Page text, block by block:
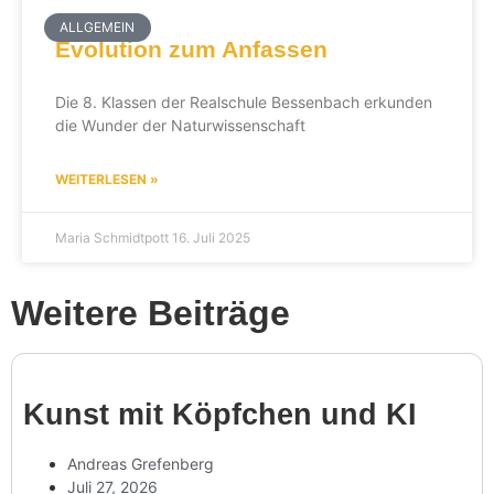
ALLGEMEIN
Evolu­tion zum Anfassen
Die 8. Klassen der Real­schule Bessen­bach erkunden
die Wunder der Naturwissenschaft
WEITERLESEN »
Maria Schmidtpott 16. Juli 2025
Weitere Beiträge
Kunst mit Köpf­chen und KI
Andreas Grefenberg
Juli 27, 2026